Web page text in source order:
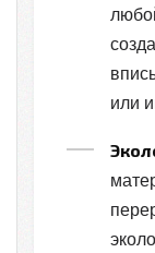
или